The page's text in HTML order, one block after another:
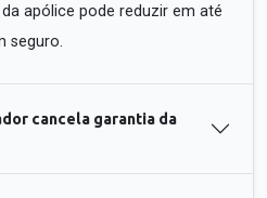
apólice pode reduzir em até
seguro.
cancela garantia da